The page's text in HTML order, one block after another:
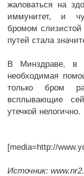
жаловаться на
иммунитет, и
бромом
путей стала
В Минздраве, в
необходимая
только бром
всплывающие
утечкой нелогично.
[media=http://
Источник: